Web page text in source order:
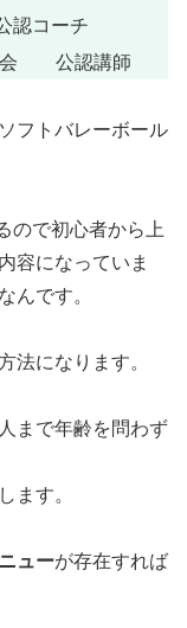
認コーチ
会 公認講師
フトバレーボール
ので初心者から上
容になっていま
んです。
法になります。
まで年齢を問わず
ます。
ューが存在すれば